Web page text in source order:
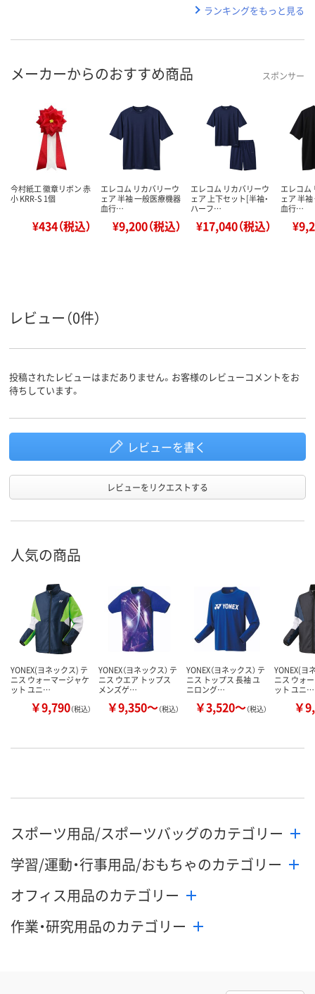
ランキングをもっと見る
メーカーからのおすすめ商品 スポンサー
今村紙工 徽章リボン 赤
小 KRR-S 1個
¥434（税込）
エレコム リカバリーウ
ェア 半袖 一般医療機器
血行…
¥9,200（税込）
エレコム リカバリーウ
ェア 上下セット[半袖・
ハーフ…
¥17,040（税込）
エレコム
ェア 半
血行…
レビュー（0件）
投稿されたレビューはまだありません。お客様のレビューコメントをお
待ちしています。
レビューを書く
レビューをリクエストする
人気の商品
YONEX(ヨネックス) テ
ニス ウォーマージャケ
ット ユニ…
￥9,790（税込）
YONEX（ヨネックス） テ
ニス ウエア トップス
メンズゲ…
￥9,350～（税込）
YONEX（ヨネックス） テ
ニス トップス 長袖 ユ
ニロング…
￥3,520～（税込）
YONEX(ヨ
ニス ウォ
ット ユニ…
￥
スポーツ用品/スポーツバッグのカテゴリー
学習/運動・行事用品/おもちゃのカテゴリー
オフィス用品のカテゴリー
作業・研究用品のカテゴリー